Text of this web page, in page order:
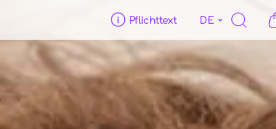
Pflicht­text DE